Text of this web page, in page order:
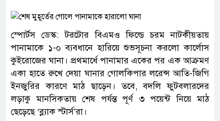
স্পোর্টস ডেস্ক: টরটোর বিএমও ফিল্ডে চরম নাটকীয়তায়
পানামাকে ১-০ ব্যবধানে হারিয়ে শুভসূচনা করলো কার্লোস
কুইরোজের ঘানা। প্রথমার্ধে পানামার একের পর এক আক্রমণ
একা হাতে রুখে দেয়া ঘানার গোলকিপার লরেন্স আতি-জিগি
ইনজুরির কারণে মাঠ ছাড়েন। তবে, বদলি ফুটবলারদের
লড়াকু মানসিকতায় শেষ পর্যন্ত পূর্ণ ৩ পয়েন্ট নিয়ে মাঠ
ছেড়েছে ‘ব্ল্যাক স্টার্স’রা।